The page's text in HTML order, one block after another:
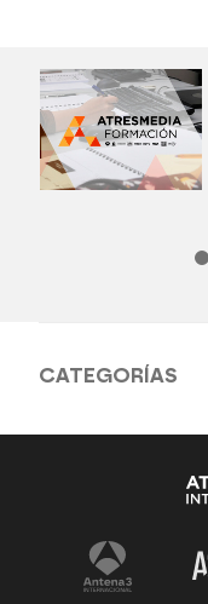
CATEGORÍAS
Antena 3
Tu cara me